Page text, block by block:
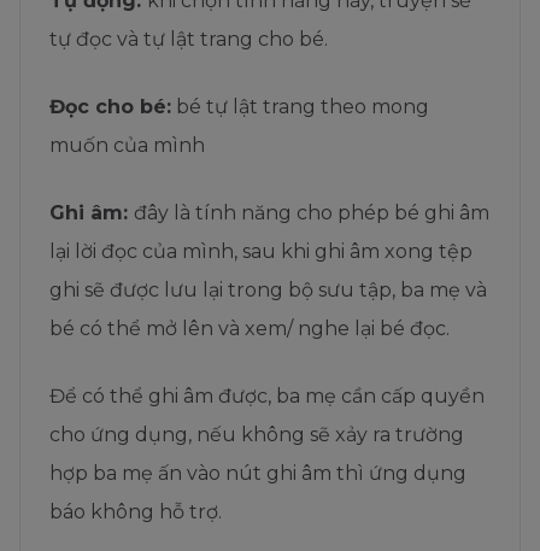
tự đọc và tự lật trang cho bé.
Đọc cho bé: bé tự lật trang theo mong
muốn của mình
Ghi âm: đây là tính năng cho phép bé ghi âm
lại lời đọc của mình, sau khi ghi âm xong tệp
ghi sẽ được lưu lại trong bộ sưu tập, ba mẹ và
bé có thể mở lên và xem/ nghe lại bé đọc.
Để có thể ghi âm được, ba mẹ cần cấp quyền
cho ứng dụng, nếu không sẽ xảy ra trường
hợp ba mẹ ấn vào nút ghi âm thì ứng dụng
báo không hỗ trợ.